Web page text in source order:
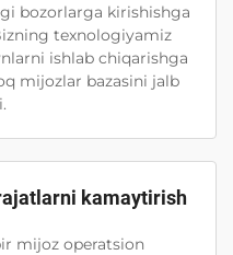
bozorlarga kirishishga
texnologiyamiz
ishlab chiqarishga
mijozlar bazasini jalb
kamaytirish
mijoz operatsion